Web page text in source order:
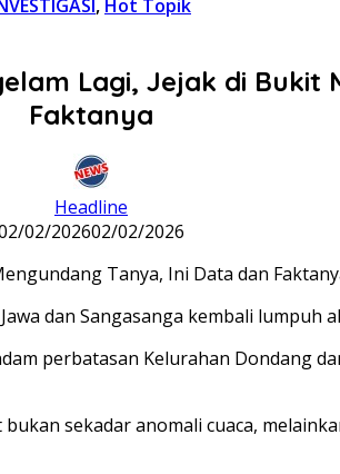
, Hot Topik
Lagi, Jejak di Bukit
Faktanya
Headline
02/202602/02/2026
dan Sangasanga kembali lumpuh
perbatasan Kelurahan Dondang
sekadar anomali cuaca,